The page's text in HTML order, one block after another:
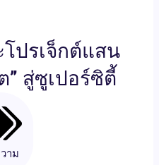
โปรเจ็กต์แสน
” สู่ซูเปอร์ซิตี้
าม